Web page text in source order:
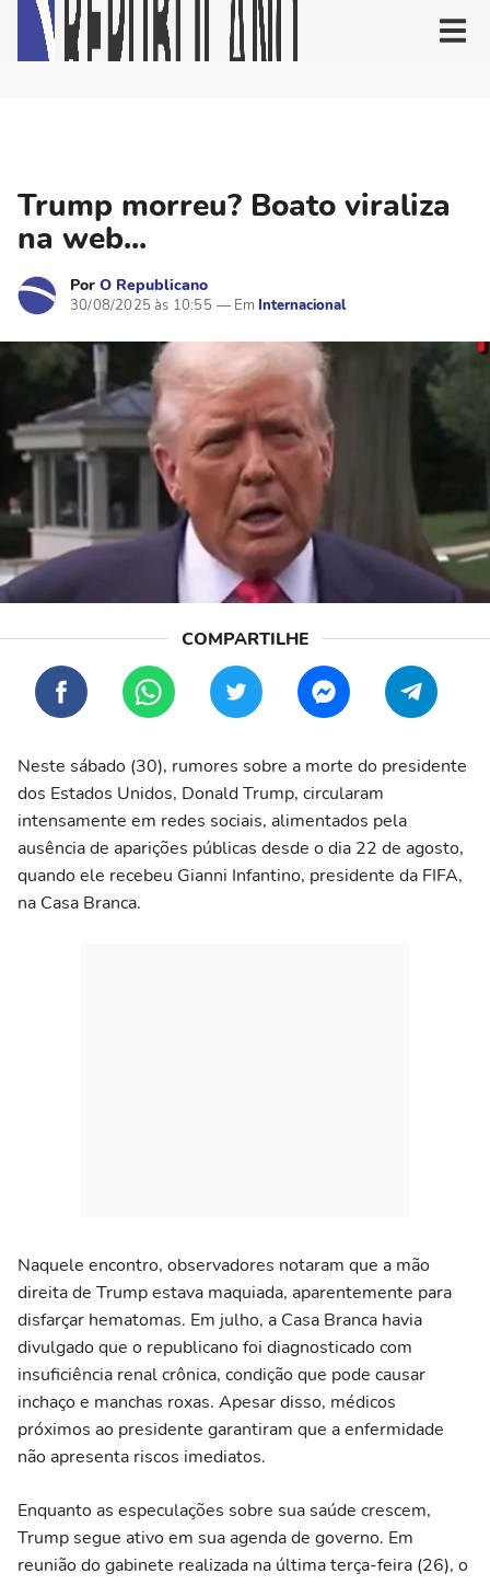
Trump morreu? Boato viraliza
na web...
Por O Republicano
30/08/2025 às 10:55 Internacional
Neste sábado (30), rumores sobre a morte do presidente
dos Estados Unidos, Donald Trump, circularam
intensamente em redes sociais, alimentados pela
ausência de aparições públicas desde o dia 22 de agosto,
quando ele recebeu Gianni Infantino, presidente da FIFA,
na Casa Branca.
Naquele encontro, observadores notaram que a mão
direita de Trump estava maquiada, aparentemente para
disfarçar hematomas. Em julho, a Casa Branca havia
divulgado que o republicano foi diagnosticado com
insuficiência renal crônica, condição que pode causar
inchaço e manchas roxas. Apesar disso, médicos
próximos ao presidente garantiram que a enfermidade
não apresenta riscos imediatos.
Enquanto as especulações sobre sua saúde crescem,
Trump segue ativo em sua agenda de governo. Em
reunião do gabinete realizada na última terça-feira (26), o